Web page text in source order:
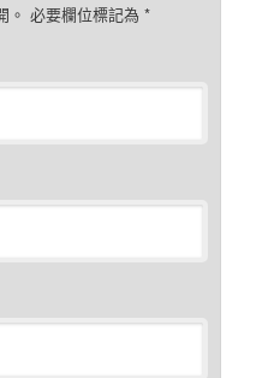
。 必要欄位標記為*